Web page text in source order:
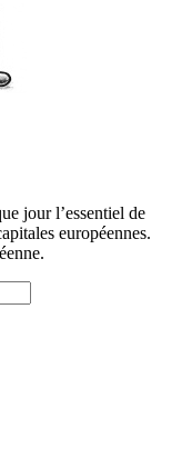
jour l’essentiel de
européennes.